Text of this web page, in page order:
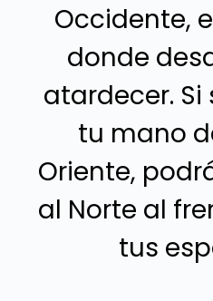
Occidente,
donde
atardecer.
tu mano
Oriente,
al Norte al
tus